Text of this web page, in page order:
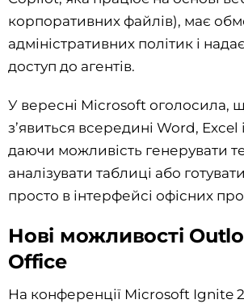
корпоративних файлів), має
адміністративних політик і
доступ до агентів.
У вересні Microsoft оголосила,
з’явиться всередині Word, Excel
даючи можливість генерувати
аналізувати таблиці або
просто в інтерфейсі офісних
Нові можливості
Office
На конференції Microsoft Ignite